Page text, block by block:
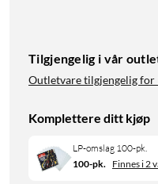
Tilgjengelig i vår
Outletvare tilgjengelig for
Komplettere ditt kjøp
LP-omslag 100-pk.
100-pk. Finnes i 2